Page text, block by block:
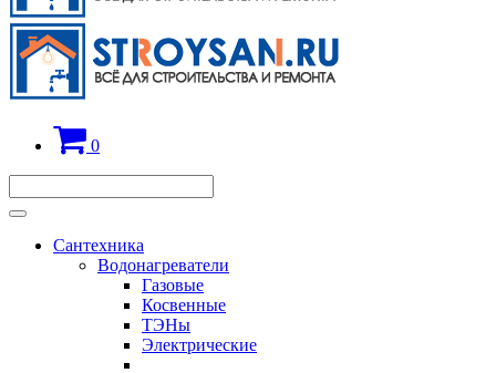
0
Сантехника
Водонагреватели
Газовые
Косвенные
ТЭНы
Электрические